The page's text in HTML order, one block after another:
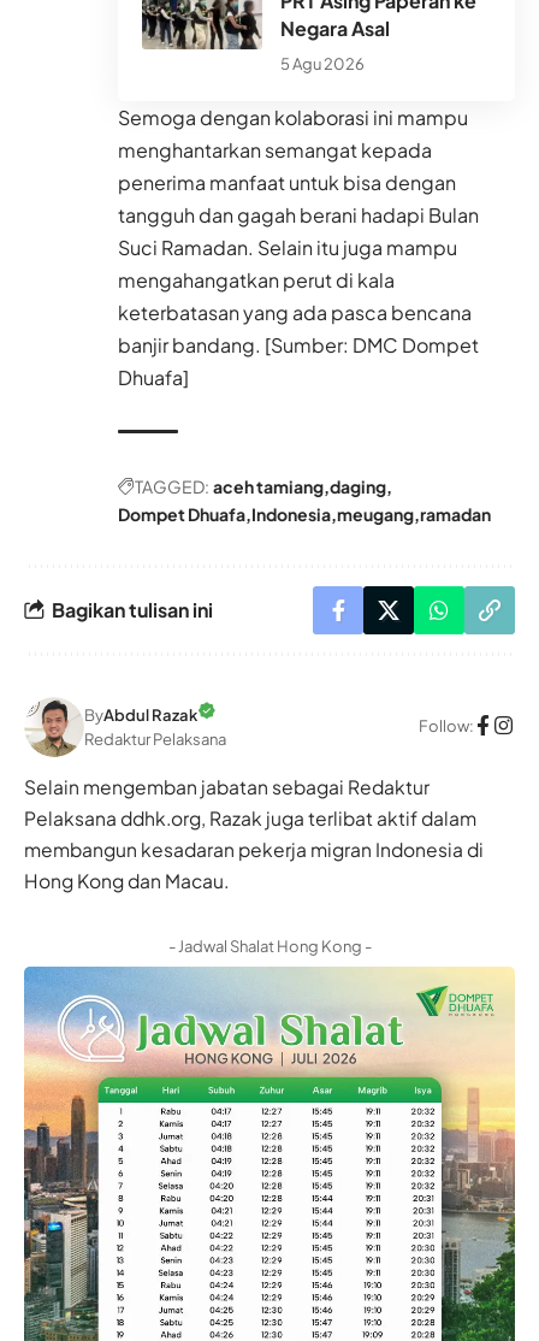
Negara Asal
5 Agu 2026
Semoga dengan kolaborasi ini mampu
menghantarkan semangat kepada
penerima manfaat untuk bisa dengan
tangguh dan gagah berani hadapi Bulan
Suci Ramadan. Selain itu juga mampu
mengahangatkan perut di kala
keterbatasan yang ada pasca bencana
banjir bandang. [Sumber: DMC Dompet
Dhuafa]
TAGGED: aceh tamiang daging
Dompet Dhuafa Indonesia meugang ramadan
Bagikan tulisan ini
ByAbdul Razak
Redaktur Pelaksana
Follow:
Selain mengemban jabatan sebagai Redaktur
Pelaksana ddhk.org, Razak juga terlibat aktif dalam
membangun kesadaran pekerja migran Indonesia di
Hong Kong dan Macau.
- Jadwal Shalat Hong Kong -